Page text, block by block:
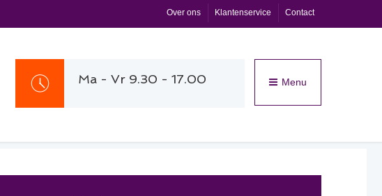
Over ons Klantenservice Contact
Ma - Vr 9.30 - 17.00 Menu